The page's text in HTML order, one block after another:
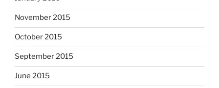
November 2015
October 2015
September 2015
June 2015